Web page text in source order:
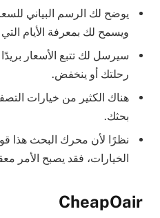
يوضح لك الرسم البياني
ويسمح لك بمعرفة الأيام
سيرسل لك تتبع الأسعار بريدًا
رحلتك أو ينخفض.
هناك الكثير من خيارات
بحثك.
نظرًا لأن محرك البحث هذا
الخيارات، فقد يصبح الأمر